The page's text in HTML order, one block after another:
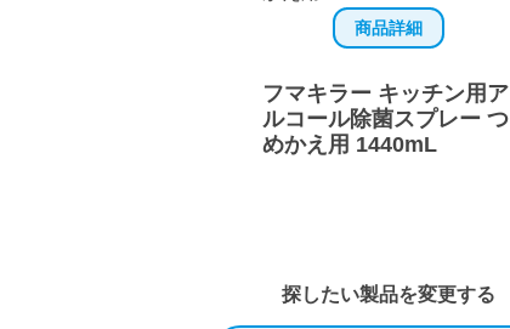
商品詳細
フマキラー キッチン用ア
ルコール除菌スプレー つ
めかえ用 1440mL
探したい製品を変更する